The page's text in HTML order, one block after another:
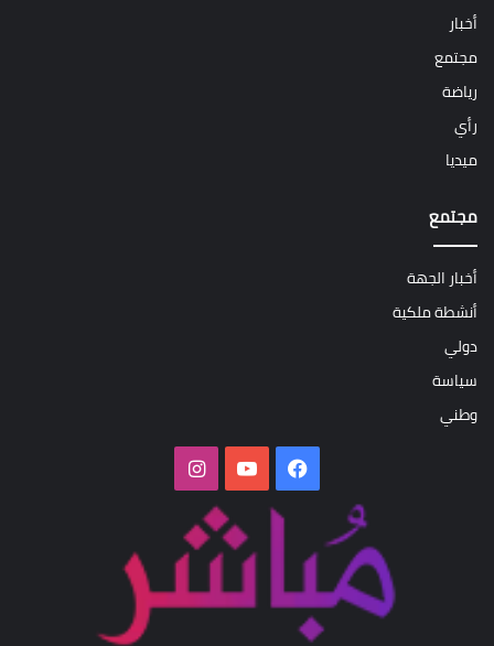
أخبار
مجتمع
رياضة
رأي
ميديا
مجتمع
أخبار الجهة
أنشطة ملكية
دولي
سياسة
وطني
فيسبوك‫YouTubeانستقرام